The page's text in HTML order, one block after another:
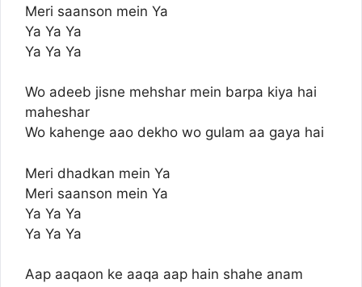
Meri saanson mein Ya
Ya Ya Ya
Ya Ya Ya
Wo adeeb jisne mehshar mein barpa kiya hai
maheshar
Wo kahenge aao dekho wo gulam aa gaya hai
Meri dhadkan mein Ya
Meri saanson mein Ya
Ya Ya Ya
Ya Ya Ya
Aap aaqaon ke aaqa aap hain shahe anam